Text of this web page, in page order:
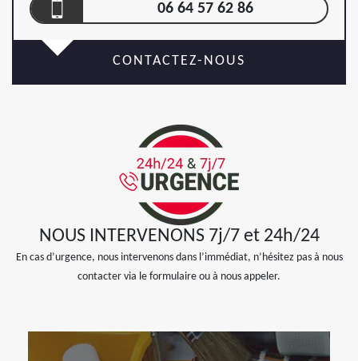
06 64 57 62 86
CONTACTEZ-NOUS
NOUS INTERVENONS 7j/7 et 24h/24
En cas d’urgence, nous intervenons dans l’immédiat, n’hésitez pas à nous
contacter via le formulaire ou à nous appeler.